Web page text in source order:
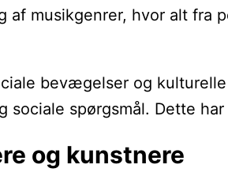
musikgenrer, hvor alt
bevægelser og
spørgsmål. Dette
og kunstnere